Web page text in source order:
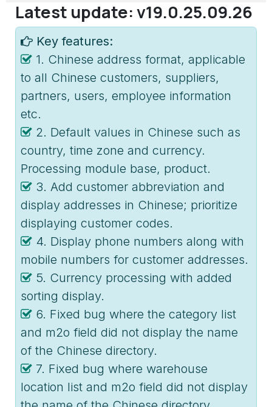
Latest update: v19.0.25.09.26
Key features:
1. Chinese address format, applicable
to all Chinese customers, suppliers,
partners, users, employee information
etc.
2. Default values in Chinese such as
country, time zone and currency.
Processing module base, product.
3. Add customer abbreviation and
display addresses in Chinese; prioritize
displaying customer codes.
4. Display phone numbers along with
mobile numbers for customer addresses.
5. Currency processing with added
sorting display.
6. Fixed bug where the category list
and m2o field did not display the name
of the Chinese directory.
7. Fixed bug where warehouse
location list and m2o field did not display